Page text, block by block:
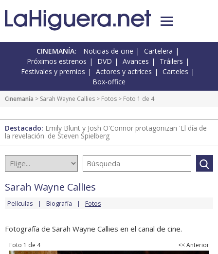
CINEMANÍA: Noticias de cine
Cartelera
Próximos estrenos
DVD Avances
Tráilers
Festivales y premios
Actores y actrices
Carteles
Box-office
Cinemanía > Sarah Wayne Callies > Fotos > Foto 1 de 4
Destacado: Emily Blunt y Josh O'Connor protagonizan 'El día de
la revelación' de Steven Spielberg
Sarah Wayne Callies
Películas Biografía Fotos
Fotografía de Sarah Wayne Callies en el canal de cine.
Foto 1 de 4 << Anterior